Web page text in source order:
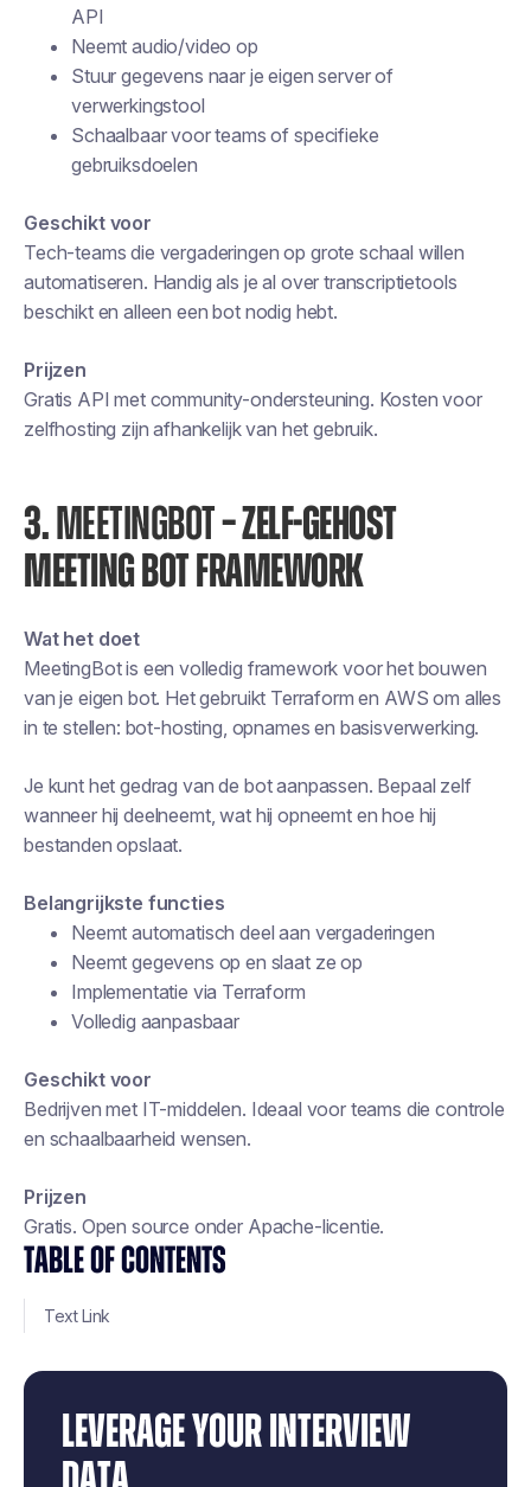
TABLE OF CONTENTS
Text Link
LEVERAGE YOUR INTERVIEW
API
Neemt audio/video op
Stuur gegevens naar je eigen server of
verwerkingstool
Schaalbaar voor teams of specifieke
gebruiksdoelen
Geschikt voor
Tech-teams die vergaderingen op grote schaal willen
automatiseren. Handig als je al over transcriptietools
beschikt en alleen een bot nodig hebt.
Prijzen
Gratis API met community-ondersteuning. Kosten voor
zelfhosting zijn afhankelijk van het gebruik.
3. MEETINGBOT– ZELF-GEHOST
MEETING BOT FRAMEWORK
Wat het doet
MeetingBot is een volledig framework voor het bouwen
van je eigen bot. Het gebruikt Terraform en AWS om alles
in te stellen: bot-hosting, opnames en basisverwerking.
Je kunt het gedrag van de bot aanpassen. Bepaal zelf
wanneer hij deelneemt, wat hij opneemt en hoe hij
bestanden opslaat.
Belangrijkste functies
Neemt automatisch deel aan vergaderingen
Neemt gegevens op en slaat ze op
Implementatie via Terraform
Volledig aanpasbaar
Geschikt voor
Bedrijven met IT-middelen. Ideaal voor teams die controle
en schaalbaarheid wensen.
Prijzen
Gratis. Open source onder Apache-licentie.